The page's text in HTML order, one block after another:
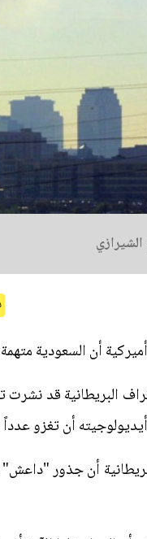
متهمة بالهجمات الإرهابية
البريطانية قد نشرت
أن تغزو عدداً
أن جذور "داعش"